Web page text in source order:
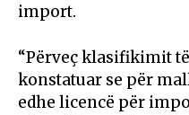
import.
“Përveç klasifikimit
konstatuar se për
edhe licencë për